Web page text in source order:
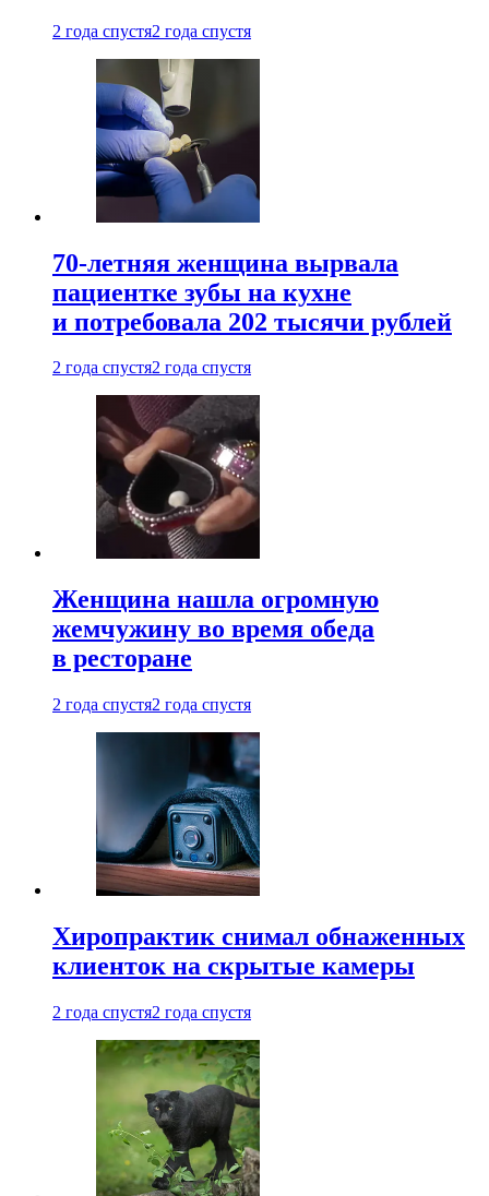
2 года спустя2 года спустя
70-летняя женщина вырвала
пациентке зубы на кухне
и потребовала 202 тысячи рублей
2 года спустя2 года спустя
Женщина нашла огромную
жемчужину во время обеда
в ресторане
2 года спустя2 года спустя
Хиропрактик снимал обнаженных
клиенток на скрытые камеры
2 года спустя2 года спустя